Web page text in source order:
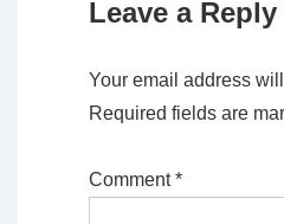
Leave a Reply
Your email address
Required fields are
Comment*